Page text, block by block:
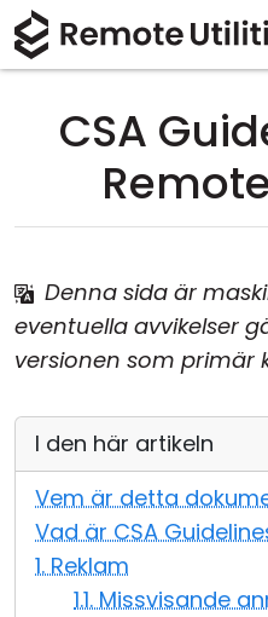
CSA
Denna sida är
eventuella avvikelser
versionen som primär
I den här artikeln
Vem är detta
Vad är CSA
1. Reklam
1.1. Missvisande
Produkt
Säkerhet
Anslutningslägen
Active Directory-
MSI-konfiguration
Moln & Lokal installation
Tillverkning och
Informationsteknik
Ladda
macOS
Köp
Licensassistent
Support
Dokumentation
Om
Pressrum